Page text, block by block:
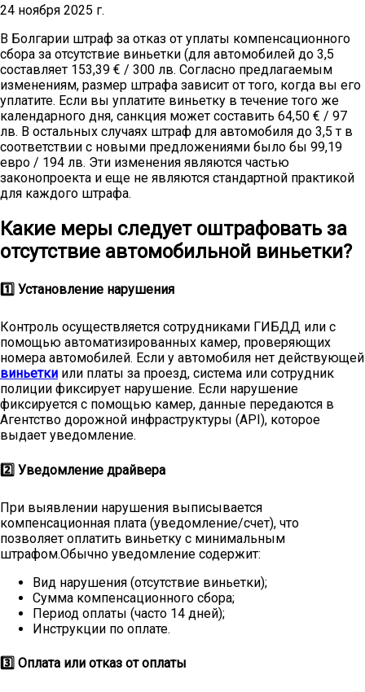
24 ноября 2025 г.
В Болгарии штраф за отказ от уплаты компенсационного
сбора за отсутствие виньетки (для автомобилей до 3,5
составляет 153,39 € / 300 лв. Согласно предлагаемым
изменениям, размер штрафа зависит от того, когда вы его
уплатите. Если вы уплатите виньетку в течение того же
календарного дня, санкция может составить 64,50 € / 97
лв. В остальных случаях штраф для автомобиля до 3,5 т в
соответствии с новыми предложениями было бы 99,19
евро / 194 лв. Эти изменения являются частью
законопроекта и еще не являются стандартной практикой
для каждого штрафа.
Какие меры следует оштрафовать за
отсутствие автомобильной виньетки?
1️⃣ Установление нарушения
Контроль осуществляется сотрудниками ГИБДД или с
помощью автоматизированных камер, проверяющих
номера автомобилей. Если у автомобиля нет действующей
виньетки или платы за проезд, система или сотрудник
полиции фиксирует нарушение. Если нарушение
фиксируется с помощью камер, данные передаются в
Агентство дорожной инфраструктуры (API), которое
выдает уведомление.
2️⃣ Уведомление драйвера
При выявлении нарушения выписывается
компенсационная плата (уведомление/счет), что
позволяет оплатить виньетку с минимальным
штрафом.Обычно уведомление содержит:
Вид нарушения (отсутствие виньетки);
Сумма компенсационного сбора;
Период оплаты (часто 14 дней);
Инструкции по оплате.
3️⃣ Оплата или отказ от оплаты